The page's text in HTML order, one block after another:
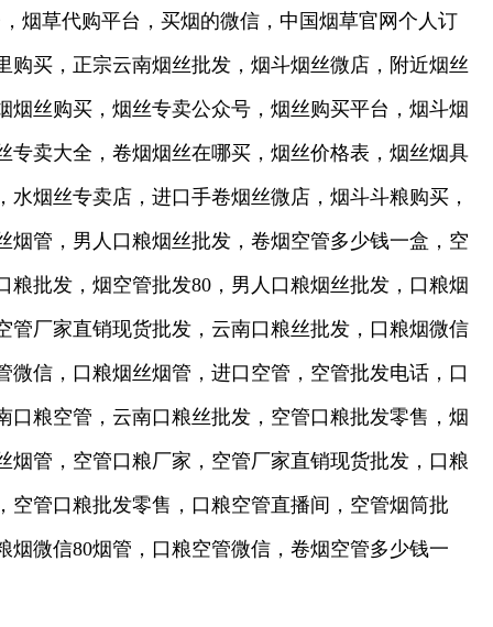
烟草代购平台，买烟的微信，中国烟草官网个人订
买，正宗云南烟丝批发，烟斗烟丝微店，附近烟丝
丝购买，烟丝专卖公众号，烟丝购买平台，烟斗烟
卖大全，卷烟烟丝在哪买，烟丝价格表，烟丝烟具
烟丝专卖店，进口手卷烟丝微店，烟斗斗粮购买，
管，男人口粮烟丝批发，卷烟空管多少钱一盒，空
批发，烟空管批发80，男人口粮烟丝批发，口粮烟
厂家直销现货批发，云南口粮丝批发，口粮烟微信
信，口粮烟丝烟管，进口空管，空管批发电话，口
粮空管，云南口粮丝批发，空管口粮批发零售，烟
管，空管口粮厂家，空管厂家直销现货批发，口粮
管口粮批发零售，口粮空管直播间，空管烟筒批
微信80烟管，口粮空管微信，卷烟空管多少钱一